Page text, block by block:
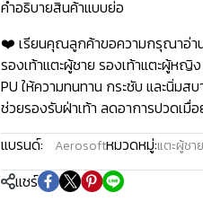
คำอธิบายสินค้าแบบย่อ
❤️ เรียนคุณลูกค้าขอความกรุณาอ่าน
รองเท้าแตะผู้ชาย รองเท้าแตะผู้ห
PU ให้ความทนทาน กระชับ และนิ่มส
ช่วยรองรับฝ่าเท้า ลดอาการปวดเมื่
แบรนด์:
Aerosoftหมวดหมู่:แตะผู้ชา
แชร์